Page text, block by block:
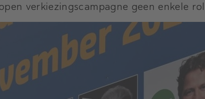
verkiezingscampagne geen enkele